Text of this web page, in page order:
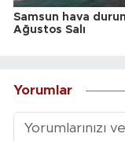
Samsun hava
Ağustos Salı
Yorumlar